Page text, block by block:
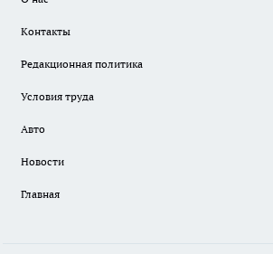
Контакты
Редакционная политика
Условия труда
Авто
Новости
Главная